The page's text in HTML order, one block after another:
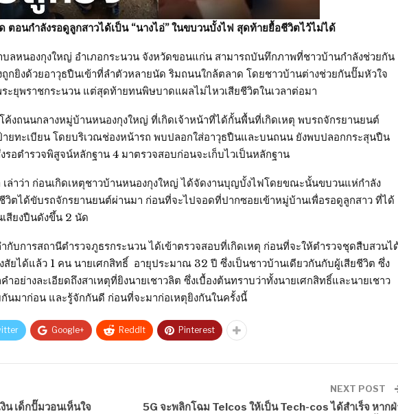
ตอนกำลังรอดูลูกสาวได้เป็น “นางไอ่” ในขบวนบั้งไฟ สุดท้ายยื้อชีวิตไว้ไม่ได้
ลหนองกุงใหญ่ อำเภอกระนวน จังหวัดขอนแก่น สามารถบันทึกภาพที่ชาวบ้านกำลังช่วยกัน
กยิงด้วยอาวุธปืนเข้าที่ลำตัวหลายนัด ริมถนนใกล้ตลาด โดยชาวบ้านต่างช่วยกันปั๊มหัวใจ
ะยุพราชกระนวน แต่สุดท้ายทนพิษบาดแผลไม่ไหวเสียชีวิตในเวลาต่อมา
ค้งถนนกลางหมู่บ้านหนองกุงใหญ่ ที่เกิดเจ้าหน้าที่ได้กั้นพื้นที่เกิดเหตุ พบรถจักรยานยนต์
ยทะเบียน โดยบริเวณช่องหน้ารถ พบปลอกใส่อาวุธปืนและบนถนน ยังพบปลอกกระสุนปืน
อตำรวจพิสูจน์หลักฐาน 4 มาตรวจสอบก่อนจะเก็บไวเป็นหลักฐาน
ล่าว่า ก่อนเกิดเหตุชาวบ้านหนองกุงใหญ่ ได้จัดงานบุญบั้งไฟโดยขณะนั้นขบวนแห่กำลัง
วิตได้ขับรถจักรยานยนต์ผ่านมา ก่อนที่จะไปจอดที่ปากซอยเข้าหมู่บ้านเพื่อรอดูลูกสาว ที่ได้
สียงปืนดังขึ้น 2 นัด
บการสถานีตำรวจภูธรกระนวน ได้เข้าตรวจสอบที่เกิดเหตุ ก่อนที่จะให้ตำรวจชุดสืบสวนไ
ยได้แล้ว 1 คน นายเศกสิทธิ์ อายุประมาณ 32 ปี ซึ่งเป็นชาวบ้านเดียวกันกับผู้เสียชีวิต ซึ่ง
อย่างละเอียดถึงสาเหตุที่ยิงนายเชาวลิต ซึ่งเบื้องต้นทราบว่าทั้งนายเศกสิทธิ์และนายเชาว
นมาก่อน และรู้จักกันดี ก่อนที่จะมาก่อเหตุยิงกันในครั้งนี้
Google+ ReddIt Pinterest
น เด็กปั๊มวอนเห็นใจ
NEXT POST
5G จะพลิกโฉม Telcos ให้เป็น Tech-cos ได้สำเร็จ หาก